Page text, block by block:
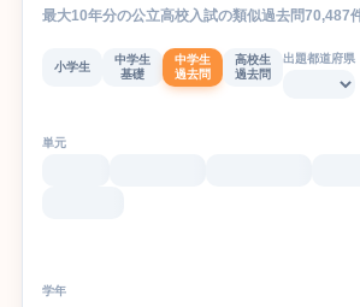
最大10年分の公立高校入試の類似過去問70,487
小学生
中学生
基礎
中学生
過去問
高校生
過去問
出題都道府県
単元
学年